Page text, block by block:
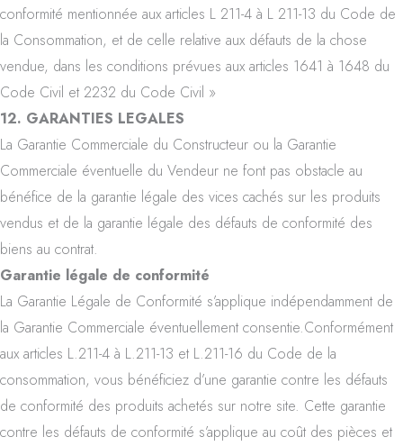
conformité mentionnée aux articles L 211-4 à L 211-13 du Code de
la Consommation, et de celle relative aux défauts de la chose
vendue, dans les conditions prévues aux articles 1641 à 1648 du
Code Civil et 2232 du Code Civil »
12. GARANTIES LEGALES
La Garantie Commerciale du Constructeur ou la Garantie
Commerciale éventuelle du Vendeur ne font pas obstacle au
bénéfice de la garantie légale des vices cachés sur les produits
vendus et de la garantie légale des défauts de conformité des
biens au contrat.
Garantie légale de conformité
La Garantie Légale de Conformité s’applique indépendamment de
la Garantie Commerciale éventuellement consentie.Conformément
aux articles L.211-4 à L.211-13 et L.211-16 du Code de la
consommation, vous bénéficiez d’une garantie contre les défauts
de conformité des produits achetés sur notre site. Cette garantie
contre les défauts de conformité s’applique au coût des pièces et